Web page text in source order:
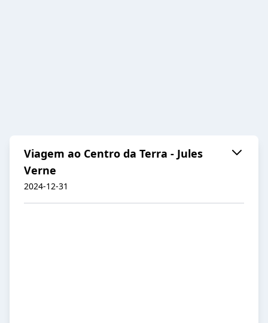
Viagem ao Centro da Terra - Jules
Verne
2024-12-31